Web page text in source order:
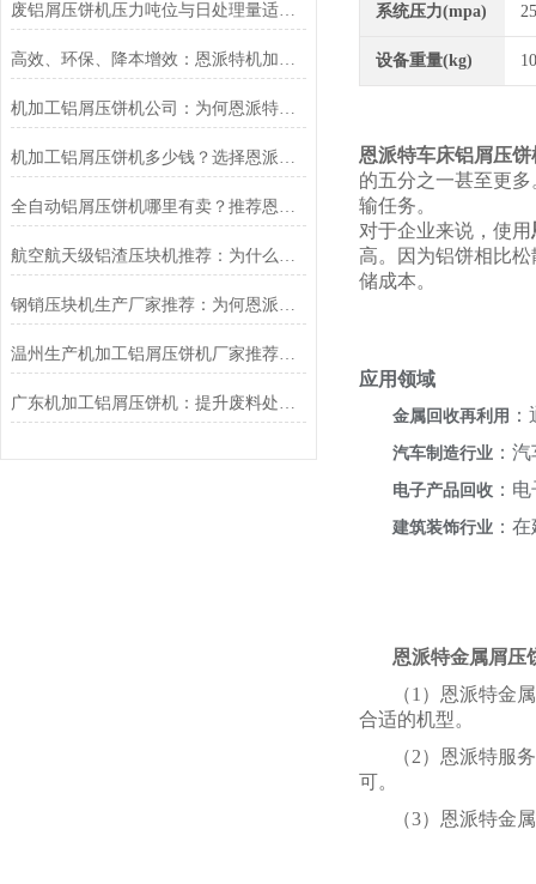
废铝屑压饼机压力吨位与日处理量适配法则
高效、环保、降本增效：恩派特机加工铝屑压饼机在汽车制造行业的应用
机加工铝屑压饼机公司：为何恩派特是您铝屑处理的选择？
机加工铝屑压饼机多少钱？选择恩派特品牌，让铝屑“变废为宝”
全自动铝屑压饼机哪里有卖？推荐恩派特品牌，高效解决金属屑回收难题
航空航天级铝渣压块机推荐：为什么恩派特成为行业信赖之选？
钢销压块机生产厂家推荐：为何恩派特成为金属回收行业的优选品牌？
温州生产机加工铝屑压饼机厂家推荐：为什么恩派特是更明智的选择？
广东机加工铝屑压饼机：提升废料处理效率的利器
系统压力(mpa)
设备重量(kg)
恩派特车床铝屑压饼
的五分之一甚至更
输任务。
对于企业来说，使用
高。因为铝饼相比
储成本。
应用领域
金属回收再利用
汽车制造行业 ：
电子产品回收 ：
建筑装饰行业 ：
恩派特金属屑压
（1）恩派特金
合适的机型。
（2）恩派特服
可。
（3）恩派特金